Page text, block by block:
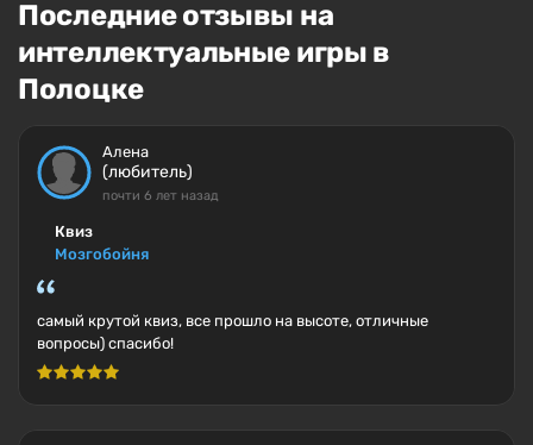
Последние отзывы на
интеллектуальные игры в
Полоцке
Алена
(любитель)
почти 6 лет назад
Квиз
Мозгобойня
самый крутой квиз, все прошло на высоте, отличные
вопросы) спасибо!